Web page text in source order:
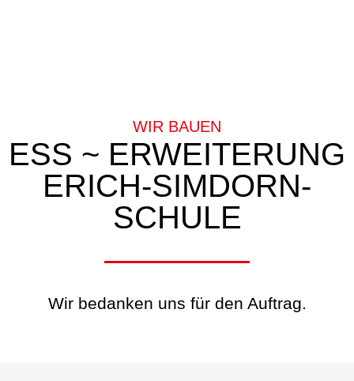
WIR BAUEN
ESS ~ ERWEITERUNG
ERICH-SIMDORN-
SCHULE
Wir bedanken uns für den Auftrag.